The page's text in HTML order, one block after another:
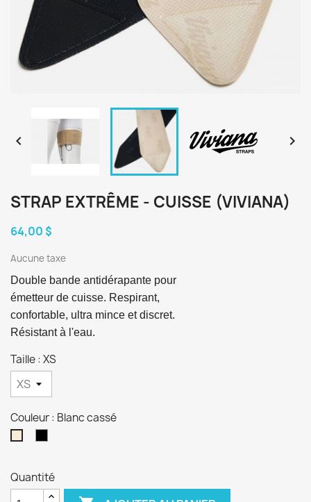
 
STRAP EXTRÊME - CUISSE (VIVIANA)
64,00 $
Aucune taxe
Double bande antidérapante pour
émetteur de cuisse. Respirant,
confortable, ultra mince et discret.
Résistant à l'eau.
Taille : XS
Couleur : Blanc cassé
Quantité